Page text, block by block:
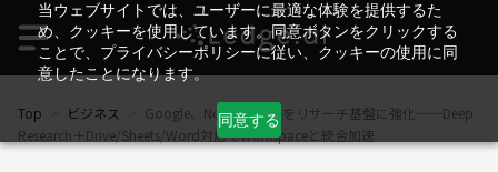
当ウェブサイトでは、ユーザーに最適な体験を提供するた
め、クッキーを使用しています。同意ボタンをクリックする
ことで、プライバシーポリシーに従い、クッキーの使用に同
意したことになります。
同意する
Top ビジネス
Google、NotebookLMをリサーチ基盤に強化──Deep
Research＋Drive/Sheets/Word対応でWorkspaceと統合加速